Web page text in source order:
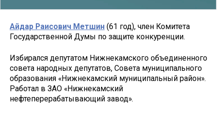
Айдар Раисович Метшин (61 год), член Комитета
Государственной Думы по защите конкуренции.
Избирался депутатом Нижнекамского объединенного
совета народных депутатов, Совета муниципального
образования «Нижнекамский муниципальный район».
Работал в ЗАО «Нижнекамский
нефтеперерабатывающий завод».